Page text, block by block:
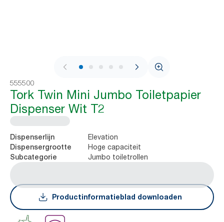
1 / 9
555500
Tork Twin Mini Jumbo Toiletpapier
Dispenser Wit T2
Dispenserlijn Elevation
Dispensergrootte Hoge capaciteit
Subcategorie Jumbo toiletrollen
Productinformatieblad downloaden